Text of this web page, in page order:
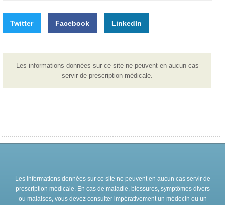
Twitter Facebook LinkedIn
Les informations données sur ce site ne peuvent en aucun cas
servir de prescription médicale.
Les informations données sur ce site ne peuvent en aucun cas servir de
prescription médicale. En cas de maladie, blessures, symptômes divers
ou malaises, vous devez consulter impérativement un médecin ou un